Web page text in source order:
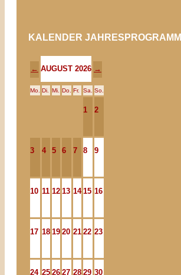
KALENDER JAHRESPROGRAMM
← AUGUST 2026 →
Mo. Di. Mi. Do. Fr. Sa. So.
1 2
3 4 5 6 7 8 9
10 11 12 13 14 15 16
17 18 19 20 21 22 23
24 25 26 27 28 29 30